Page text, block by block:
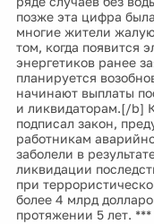
позже эта цифра
многие жители
том, когда появится
энергетиков ранее
планируется
начинают выплаты
и ликвидаторам.[/b]
подписал закон,
работникам
заболели в
ликвидации
при
более 4 млрд
протяжении 5 лет.